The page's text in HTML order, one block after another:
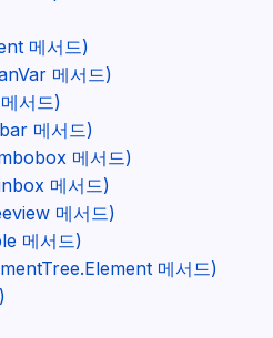
메서드)
메서드)
서드)
메서드)
메서드)
메서드)
메서드)
메서드)
메서드)